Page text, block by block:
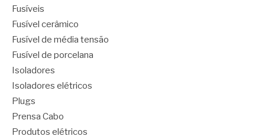
Fusíveis
Fusível cerâmico
Fusível de média tensão
Fusível de porcelana
Isoladores
Isoladores elétricos
Plugs
Prensa Cabo
Produtos elétricos